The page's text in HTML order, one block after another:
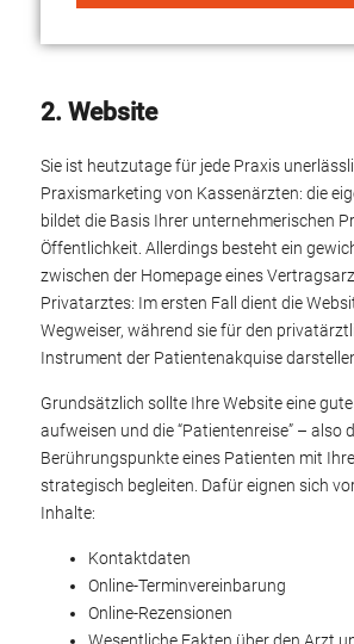
2. Website
Sie ist heutzutage für jede Praxis
Praxismarketing von Kassenärzten: die
bildet die Basis Ihrer unternehmerischen
Öffentlichkeit. Allerdings besteht ein
zwischen der Homepage eines
Privatarztes: Im ersten Fall dient die
Wegweiser, während sie für den
Instrument der Patientenakquise
Grundsätzlich sollte Ihre Website eine
aufweisen und die “Patientenreise” – also
Berührungspunkte eines Patienten mit
strategisch begleiten. Dafür eignen sich
Inhalte:
Kontaktdaten
Online-Terminvereinbarung
Online-Rezensionen
Wesentliche Fakten über den Arzt